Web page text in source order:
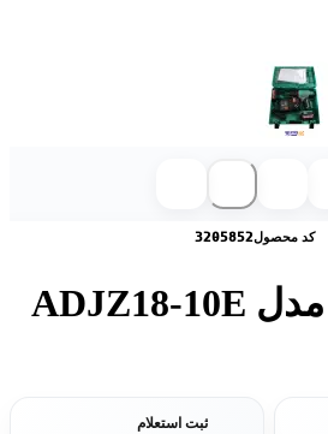
کد محصول3205852
دریل شارژی مدل ADJZ18-10E
ثبت استعلام